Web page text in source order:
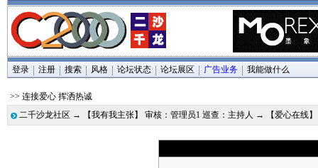
登录 注册 搜索 风格 论坛状态 论坛展区 广告业务 我能做什么
>> 连接爱心 挥洒热诚
二千沙龙社区 → 【我有我主张】 审核：管理员1 巡查：主持人 → 【爱心在线